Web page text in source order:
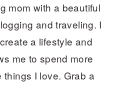
mom with a beautiful
and traveling. I
a lifestyle and
me to spend more
I love. Grab a